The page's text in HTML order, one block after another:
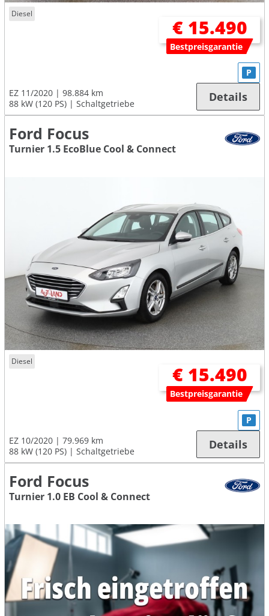
Diesel
€ 15.490
Bestpreisgarantie
EZ 11/2020
98.884 km
88 kW (120 PS)
Schaltgetriebe
P
Details
Ford Focus
Turnier 1.5 EcoBlue Cool & Connect
Diesel
€ 15.490
Bestpreisgarantie
EZ 10/2020
79.969 km
88 kW (120 PS)
Schaltgetriebe
P
Details
Ford Focus
Turnier 1.0 EB Cool & Connect